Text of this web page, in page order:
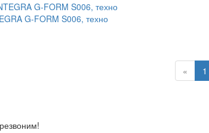
G-FORM S006, техно
« 1